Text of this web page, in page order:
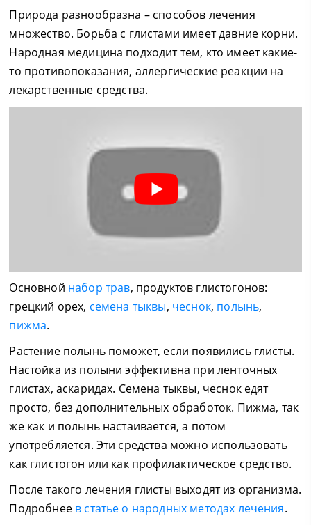
Природа разнообразна – способов лечения
множество. Борьба с глистами имеет давние корни.
Народная медицина подходит тем, кто имеет какие-
то противопоказания, аллергические реакции на
лекарственные средства.
Основной набор трав, продуктов глистогонов:
грецкий орех, семена тыквы, чеснок, полынь,
пижма.
Растение полынь поможет, если появились глисты.
Настойка из полыни эффективна при ленточных
глистах, аскаридах. Семена тыквы, чеснок едят
просто, без дополнительных обработок. Пижма, так
же как и полынь настаивается, а потом
употребляется. Эти средства можно использовать
как глистогон или как профилактическое средство.
После такого лечения глисты выходят из организма.
Подробнее в статье о народных методах лечения.